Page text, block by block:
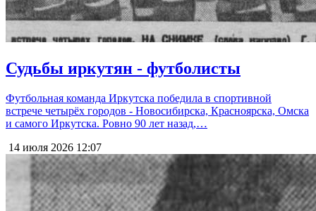
Судьбы иркутян - футболисты
Футбольная команда Иркутска победила в спортивной
встрече четырёх городов - Новосибирска, Красноярска, Омска
и самого Иркутска. Ровно 90 лет назад,…
14 июля 2026 12:07